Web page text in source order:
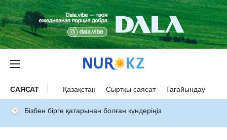
САЯСАТ Қазақстан Сыртқы саясат Тағайындау
Бізбен бірге қатарынан болған күндеріңіз